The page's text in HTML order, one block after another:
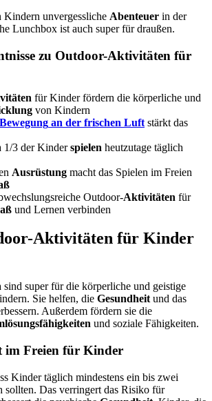
Kindern unvergessliche Abenteuer in der
Lunchbox ist auch super für draußen.
zu Outdoor-Aktivitäten für
für Kinder fördern die körperliche und
von Kindern
Bewegung an der frischen Luft stärkt das
1/3 der Kinderspielen heutzutage täglich
Ausrüstung macht das Spielen im Freien
Outdoor-Aktivitäten für
und Lernen verbinden
Aktivitäten für Kinder
sind super für die körperliche und geistige
Sie helfen, die Gesundheit und das
Außerdem fördern sie die
und soziale Fähigkeiten.
im Freien für Kinder
Kinder täglich mindestens ein bis zwei
sollten. Das verringert das Risiko für